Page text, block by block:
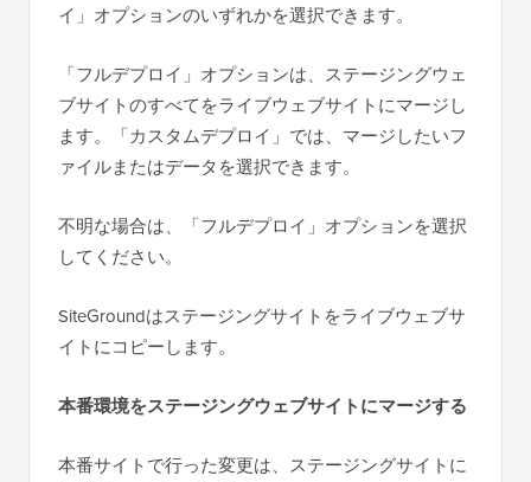
イ」オプションのいずれかを選択できます。
「フルデプロイ」オプションは、ステージングウェ
ブサイトのすべてをライブウェブサイトにマージし
ます。「カスタムデプロイ」では、マージしたいフ
ァイルまたはデータを選択できます。
不明な場合は、「フルデプロイ」オプションを選択
してください。
SiteGroundはステージングサイトをライブウェブサ
イトにコピーします。
本番環境をステージングウェブサイトにマージする
本番サイトで行った変更は、ステージングサイトに